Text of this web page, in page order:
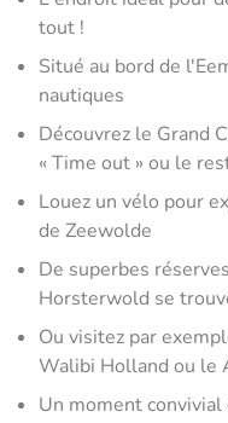
tout !
Situé au bord de
nautiques
Découvrez le Grand
« Time out » ou le
Louez un vélo pour
de Zeewolde
De superbes
Horsterwold se
Ou visitez par
Walibi Holland ou le
Un moment